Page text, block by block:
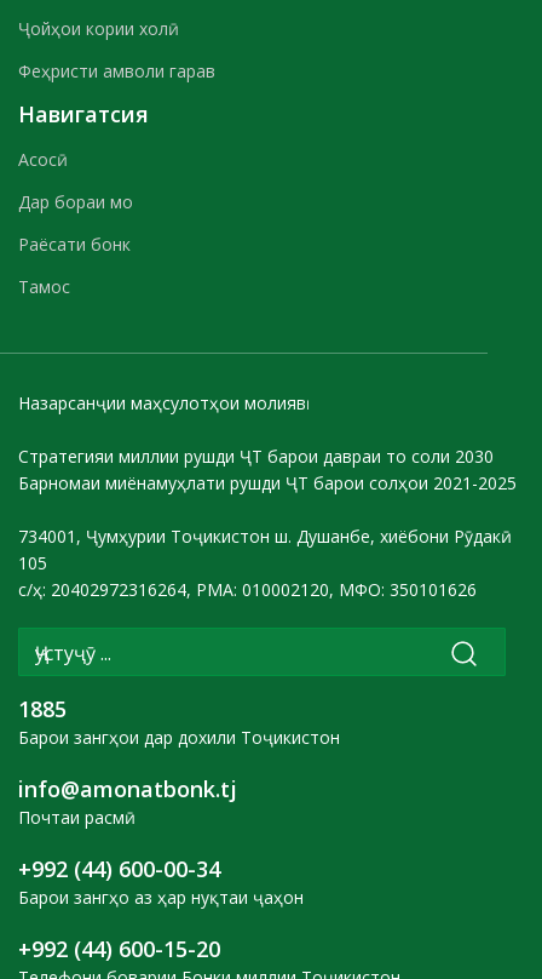
Ҷойҳои кории холӣ
Феҳристи амволи гарав
Навигатсия
Асосӣ
Дар бораи мо
Раёсати бонк
Тамос
Назарсанҷии маҳсулотҳои молиявӣ
Стратегияи миллии рушди ҶТ барои давраи то соли 2030
Барномаи миёнамуҳлати рушди ҶТ барои солҳои 2021-2025
734001, Ҷумҳурии Тоҷикистон ш. Душанбе, хиёбони Рӯдакӣ
105
с/ҳ: 20402972316264, РМА: 010002120, МФО: 350101626
1885
Барои зангҳои дар дохили Тоҷикистон
info@amonatbonk.tj
Почтаи расмӣ
+992 (44) 600-00-34
Барои зангҳо аз ҳар нуқтаи ҷаҳон
+992 (44) 600-15-20